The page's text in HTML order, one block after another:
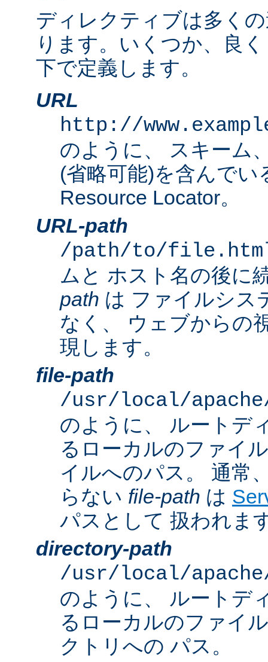
ディレクティブは多く
ります。いくつか、良
下で定義します。
URL
http://
のように、 スキーム
(省略可能)を含んでい
Resource Locator。
URL-path
/path/to/
ムと ホスト名の後に
path は ファイルシス
なく、 ウェブからの
現します。
file-path
/usr/local/
のように、 ルートデ
るローカルのファイ
イルへのパス。 通常
らない file-path は
パスとして 扱われま
directory-path
/usr/local/
のように、 ルートデ
るローカルのファイ
クトリへの パス。